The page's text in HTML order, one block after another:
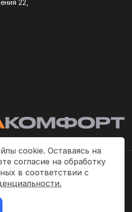
cookie. Оставаясь на
согласие на обработку
в соответствии с
22,